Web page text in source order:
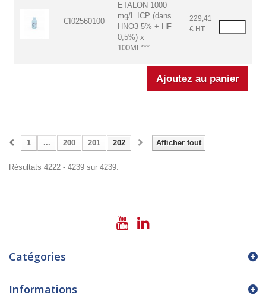
CI02560100
ETALON 1000
mg/L ICP (dans
HNO3 5% + HF
0,5%) x
100ML***
229,41
€ HT
Afficher tout
1 ... 200 201 202
Résultats 4222 - 4239 sur 4239.
Catégories
Informations